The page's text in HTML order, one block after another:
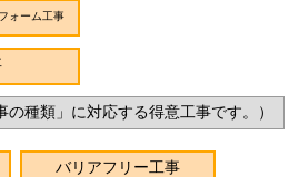
ォーム工事
種類」に対応する得意工事です。）
バリアフリー工事